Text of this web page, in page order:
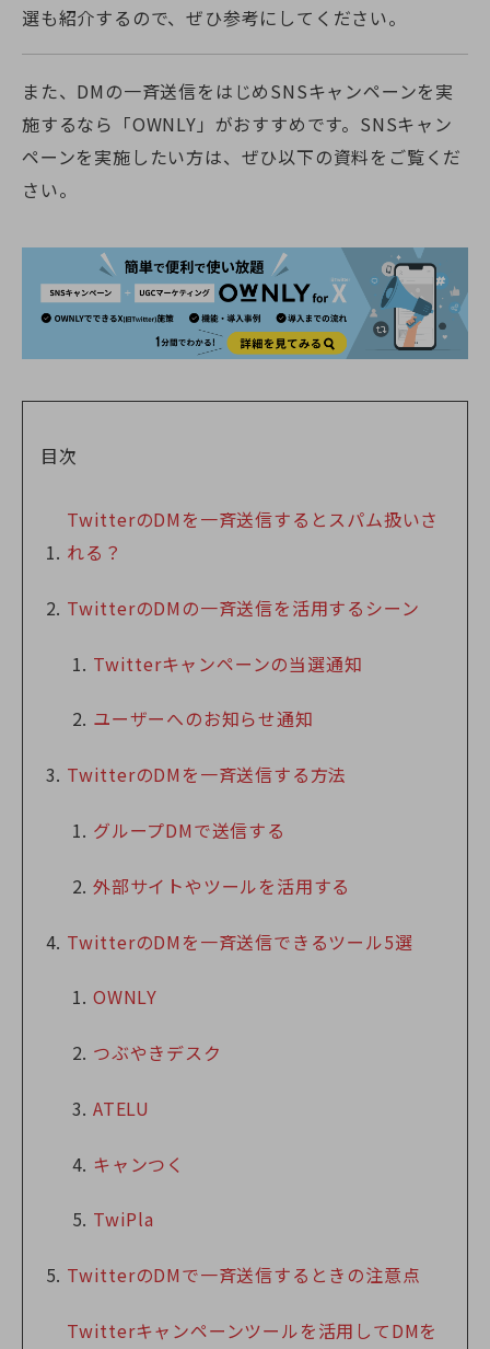
選も紹介するので、ぜひ参考にしてください。
また、DMの一斉送信をはじめSNSキャンペーンを実
施するなら「OWNLY」がおすすめです。SNSキャン
ペーンを実施したい方は、ぜひ以下の資料をご覧くだ
さい。
目次
TwitterのDMを一斉送信するとスパム扱いさ
れる？
TwitterのDMの一斉送信を活用するシーン
Twitterキャンペーンの当選通知
ユーザーへのお知らせ通知
TwitterのDMを一斉送信する方法
グループDMで送信する
外部サイトやツールを活用する
TwitterのDMを一斉送信できるツール5選
OWNLY
つぶやきデスク
ATELU
キャンつく
TwiPla
TwitterのDMで一斉送信するときの注意点
Twitterキャンペーンツールを活用してDMを